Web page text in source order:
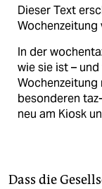
Dieser Text
Wochenzeitung
In der
wie sie ist –
besonderen
neu am Kiosk
Dass die